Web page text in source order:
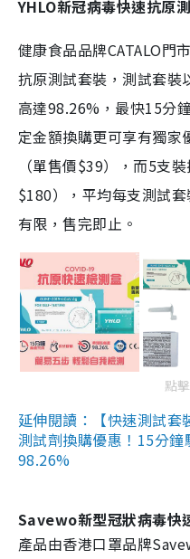
YHLO新冠病毒快速抗原
健康食品品牌CATALO門
抗原測試套裝，測試套裝
高達98.26%，最快15分
定金額換購更可享有獨
（單售價$39），而5支
$180），平均每支測試
有限，售完即止。
點
延伸閱讀：【快速測試套
測試劑換購優惠！15分
98.26%
Savewo新型冠狀病毒快
產品由香港口罩品牌